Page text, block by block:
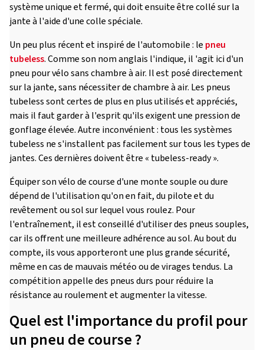
système unique et fermé, qui doit ensuite être collé sur la
jante à l'aide d'une colle spéciale.
Un peu plus récent et inspiré de l'automobile : le pneu
tubeless. Comme son nom anglais l'indique, il 'agit ici d'un
pneu pour vélo sans chambre à air. Il est posé directement
sur la jante, sans nécessiter de chambre à air. Les pneus
tubeless sont certes de plus en plus utilisés et appréciés,
mais il faut garder à l'esprit qu'ils exigent une pression de
gonflage élevée. Autre inconvénient : tous les systèmes
tubeless ne s'installent pas facilement sur tous les types de
jantes. Ces dernières doivent être « tubeless-ready ».
Équiper son vélo de course d'une monte souple ou dure
dépend de l'utilisation qu'on en fait, du pilote et du
revêtement ou sol sur lequel vous roulez. Pour
l'entraînement, il est conseillé d'utiliser des pneus souples,
car ils offrent une meilleure adhérence au sol. Au bout du
compte, ils vous apporteront une plus grande sécurité,
même en cas de mauvais météo ou de virages tendus. La
compétition appelle des pneus durs pour réduire la
résistance au roulement et augmenter la vitesse.
Quel est l'importance du profil pour
un pneu de course ?